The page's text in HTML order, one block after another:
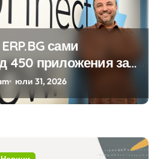
сами
450 приложения за
с помощта на
изкуствен
юли 31, 2026